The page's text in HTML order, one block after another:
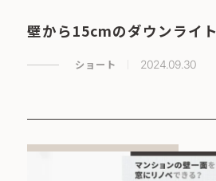
壁から15cmのダウンライト
ショート 2024.09.30